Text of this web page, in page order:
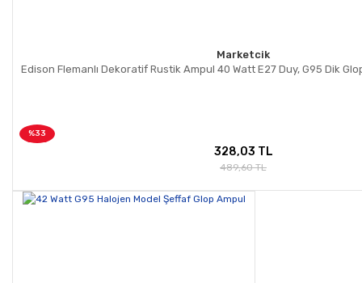
Marketcik
Edison Flemanlı Dekoratif Rustik Ampul 40 Watt E27 Duy, G95 Dik
%33
328,03 TL
489,60 TL